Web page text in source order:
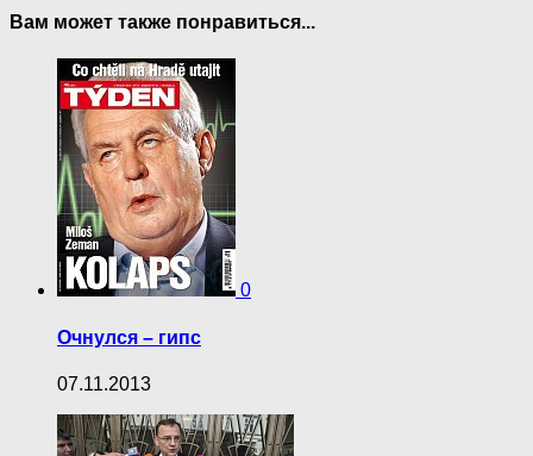
Вам может также понравиться...
0
Очнулся – гипс
07.11.2013